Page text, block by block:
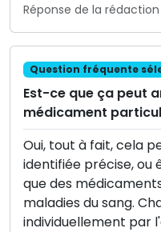
Réponse de la rédaction
Question fréquente
Est-ce que ça peut
médicament
Oui, tout à fait, cela
identifiée précise, ou
que des
maladies du sang.
individuellement par